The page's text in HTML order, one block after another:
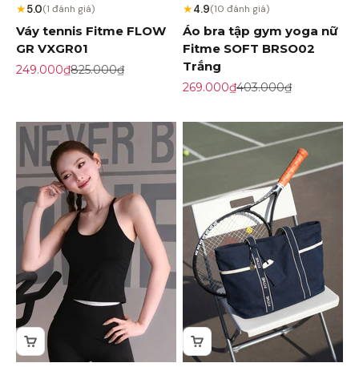
★5.0(1 đánh giá)
Váy tennis Fitme FLOW
GR VXGR01
Giá khuyến mãi
249.000₫Giá gốc
825.000₫
★4.9(10 đánh giá)
Áo bra tập gym yoga nữ
Fitme SOFT BRSO02
Trắng
Giá khuyến mãi
269.000₫Giá gốc
403.000₫